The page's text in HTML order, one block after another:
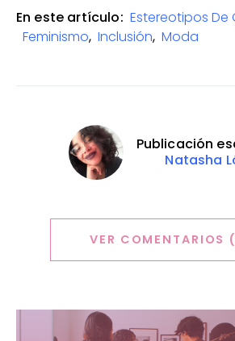
En este artículo: Estereotipos De
Feminismo, Inclusión, Moda
Publicación
Natasha
VER COMENTARIOS